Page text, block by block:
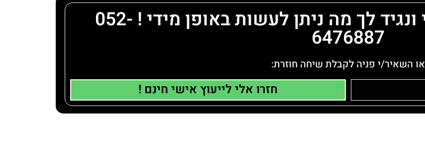
-תתקשר/י ונגיד לך מה ניתן לעשות באופן מידי ! 052-
6476887
או השאיר/י פניה לקבלת שיחה חוזרת:
חזרו אלי לייעוץ אישי חינם !